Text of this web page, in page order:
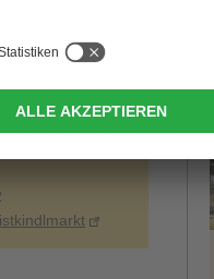
Stadel, in dem